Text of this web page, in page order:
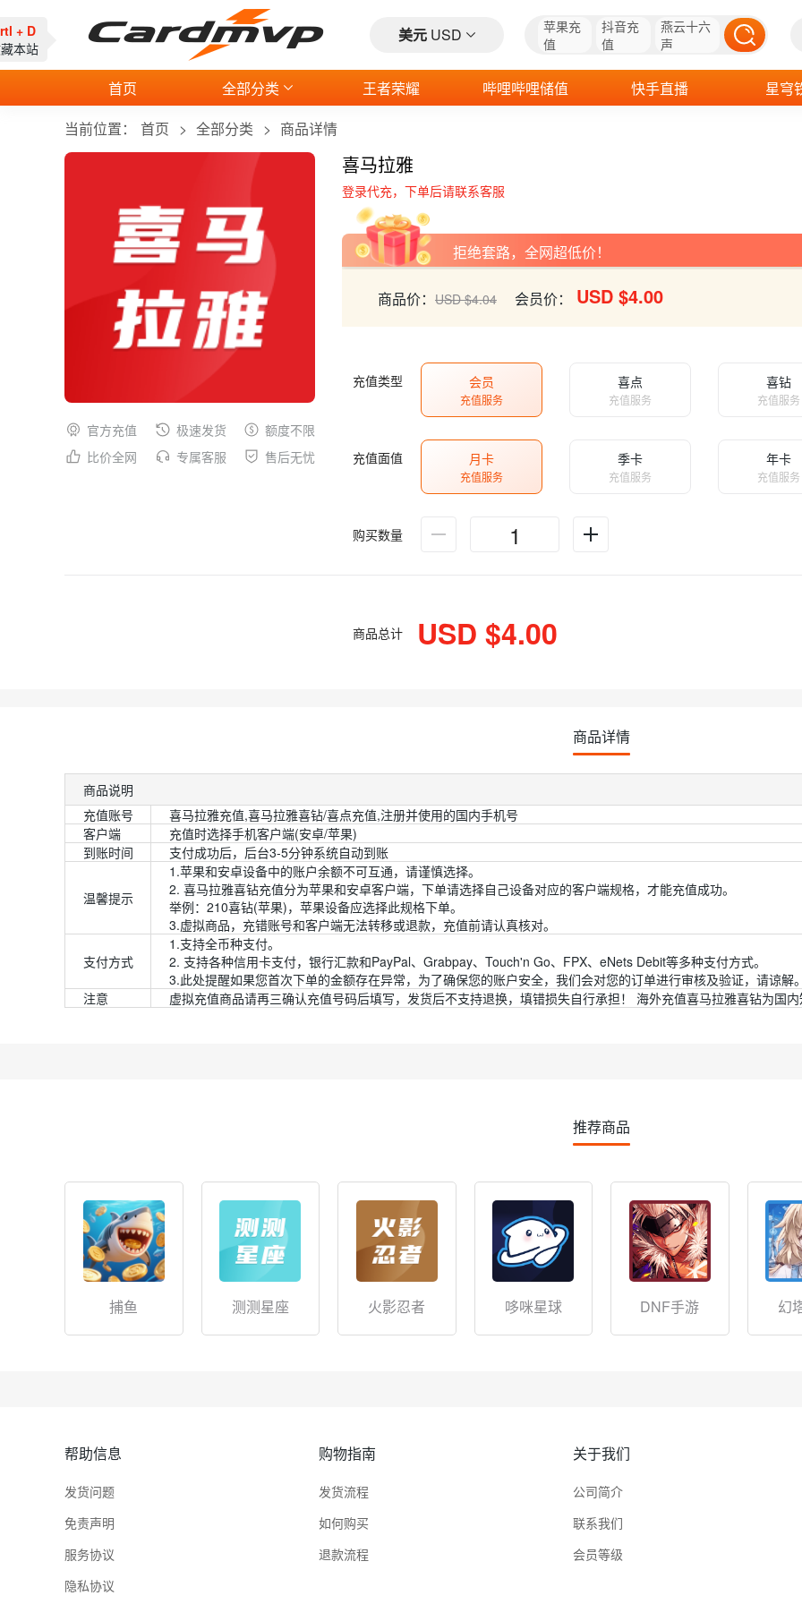
+ D
藏本站
美元 USD
苹果充
值
抖音充
值
燕云十六
声
首页 全部分类 王者荣耀 哔哩哔哩储值 快手直播
星穹
当前位置：
首页 全部分类 商品详情
官方充值 极速发货
额度不限
比价全网
专属客服 售后无忧
喜马拉雅
登录代充，下单后请联系客服
拒绝套路，全网超低价！
商品价： USD $4.04 会员价： USD $4.00
充值类型 会员
充值服务
喜点
充值服务
喜钻
充值服务
充值面值 月卡
充值服务
季卡
充值服务
年卡
充值服务
购买数量
商品总计 USD $4.00
商品详情
商品说明
充值账号
喜马拉雅充值,喜马拉雅喜钻/喜点充值,注册并使用的国内手机号
客户端
充值时选择手机客户端(安卓/苹果)
到账时间
支付成功后，后台3-5分钟系统自动到账
温馨提示
1.苹果和安卓设备中的账户余额不可互通，请谨慎选择。
2. 喜马拉雅喜钻充值分为苹果和安卓客户端，下单请选择自己设备对应的客户端规格，才能充值成功。
举例：210喜钻(苹果)，苹果设备应选择此规格下单。
3.虚拟商品，充错账号和客户端无法转移或退款，充值前请认真核对。
支付方式
1.支持全币种支付。
2. 支持各种信用卡支付，银行汇款和PayPal、Grabpay、Touch'n Go、FPX、eNets Debit等多种支付方式。
3.此处提醒如果您首次下单的金额存在异常，为了确保您的账户安全，我们会对您的订单进行审核及验证，请谅解
注意
虚拟充值商品请再三确认充值号码后填写，发货后不支持退换，填错损失自行承担！ 海外充值喜马拉雅喜钻为国
推荐商品
捕鱼 测测星座 火影忍者 哆咪星球 DNF手游 幻
帮助信息
发货问题
免责声明
服务协议
隐私协议
购物指南
发货流程
如何购买
退款流程
关于我们
公司简介
联系我们
会员等级